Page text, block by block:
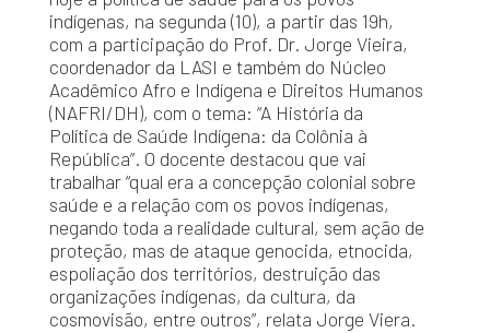
indígenas, na segunda (10), a partir das 19h,
com a participação do Prof. Dr. Jorge Vieira,
coordenador da LASI e também do Núcleo
Acadêmico Afro e Indígena e Direitos Humanos
(NAFRI/DH), com o tema: “A História da
Política de Saúde Indígena: da Colônia à
República”. O docente destacou que vai
trabalhar “qual era a concepção colonial sobre
saúde e a relação com os povos indígenas,
negando toda a realidade cultural, sem ação de
proteção, mas de ataque genocida, etnocida,
espoliação dos territórios, destruição das
organizações indígenas, da cultura, da
cosmovisão, entre outros”, relata Jorge Viera.